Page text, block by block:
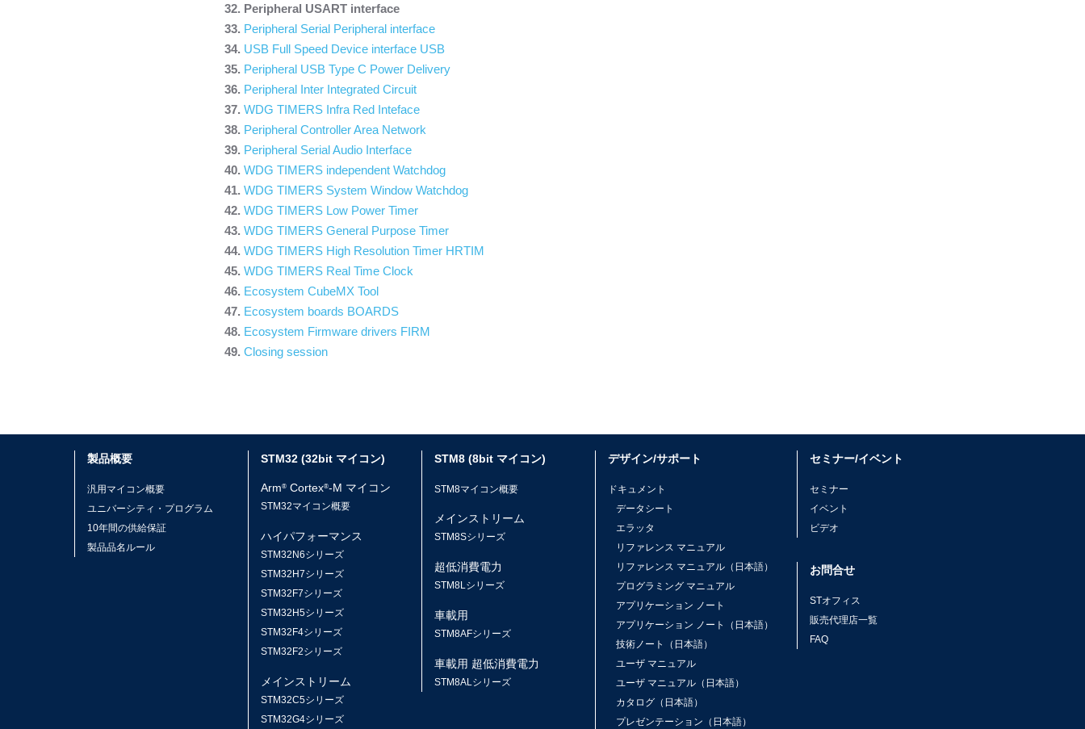
Peripheral USART interface
Peripheral Serial Peripheral interface
USB Full Speed Device interface USB
Peripheral USB Type C Power Delivery
Peripheral Inter Integrated Circuit
WDG TIMERS Infra Red Inteface
Peripheral Controller Area Network
Peripheral Serial Audio Interface
WDG TIMERS independent Watchdog
WDG TIMERS System Window Watchdog
WDG TIMERS Low Power Timer
WDG TIMERS General Purpose Timer
WDG TIMERS High Resolution Timer HRTIM
WDG TIMERS Real Time Clock
Ecosystem CubeMX Tool
Ecosystem boards BOARDS
Ecosystem Firmware drivers FIRM
Closing session
製品概要
汎用マイコン概要
ユニバーシティ・プログラム
10年間の供給保証
製品品名ルール
STM32 (32bit マイコン)
Arm® Cortex®-M マイコン
STM32マイコン概要
ハイパフォーマンス
STM32N6シリーズ
STM32H7シリーズ
STM32F7シリーズ
STM32H5シリーズ
STM32F4シリーズ
STM32F2シリーズ
メインストリーム
STM32C5シリーズ
STM32G4シリーズ
STM8 (8bit マイコン)
STM8マイコン概要
メインストリーム
STM8Sシリーズ
超低消費電力
STM8Lシリーズ
車載用
STM8AFシリーズ
車載用 超低消費電力
STM8ALシリーズ
デザイン/サポート
ドキュメント
データシート
エラッタ
リファレンス マニュアル
リファレンス マニュアル（日本語）
プログラミング マニュアル
アプリケーション ノート
アプリケーション ノート（日本語）
技術ノート（日本語）
ユーザ マニュアル
ユーザ マニュアル（日本語）
カタログ（日本語）
プレゼンテーション（日本語）
セミナー/イベント
セミナー
イベント
ビデオ
お問合せ
STオフィス
販売代理店一覧
FAQ